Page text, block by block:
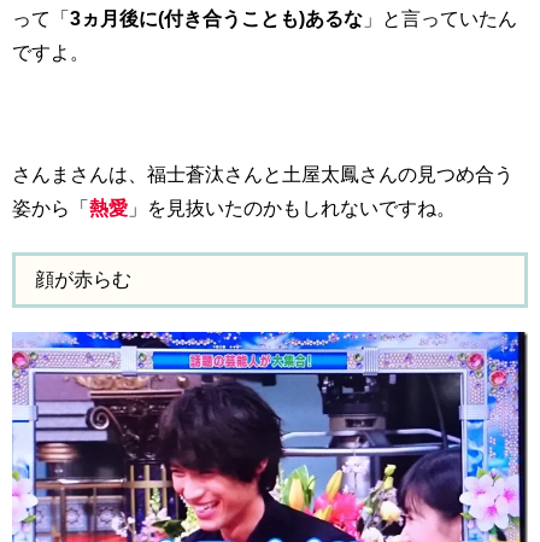
って「 3ヵ月後に(付き合うことも)あるな 」と言っていたん
ですよ。
さんまさんは、福士蒼汰さんと土屋太鳳さんの見つめ合う
姿から「 熱愛 」を見抜いたのかもしれないですね。
顔が赤らむ